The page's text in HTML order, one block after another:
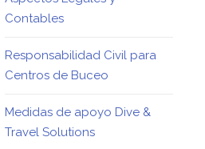
Contables
Responsabilidad Civil para
Centros de Buceo
Medidas de apoyo Dive &
Travel Solutions